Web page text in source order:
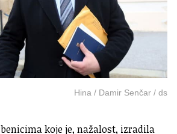
Hina / Damir Senčar / ds
koje je, nažalost, izradila